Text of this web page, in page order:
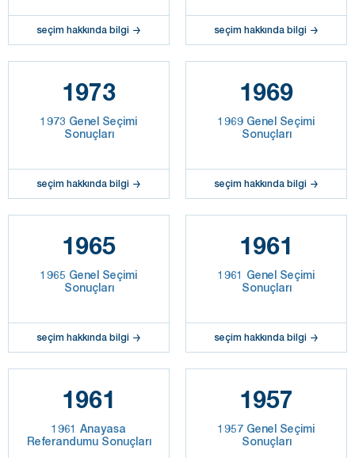
seçim hakkında bilgi seçim hakkında bilgi
1973
1973 Genel Seçimi
Sonuçları
seçim hakkında bilgi
1969
1969 Genel Seçimi
Sonuçları
seçim hakkında bilgi
1965
1965 Genel Seçimi
Sonuçları
seçim hakkında bilgi
1961
1961 Genel Seçimi
Sonuçları
seçim hakkında bilgi
1961
1961 Anayasa
Referandumu Sonuçları
1957
1957 Genel Seçimi
Sonuçları